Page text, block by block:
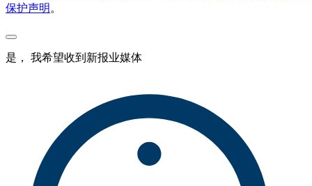
保护声明 。
是， 我希望收到新报业媒体